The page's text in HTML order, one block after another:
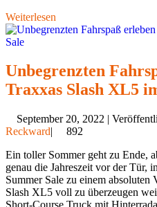
Weiterlesen
Unbegrenzten
Traxxas Slash XL5
September 20, 2022 |
Reckward|
892
Ein toller Sommer geht zu Ende,
genau die Jahreszeit vor der Tür,
Summer Sale zu einem absoluten
Slash XL5 voll zu überzeugen